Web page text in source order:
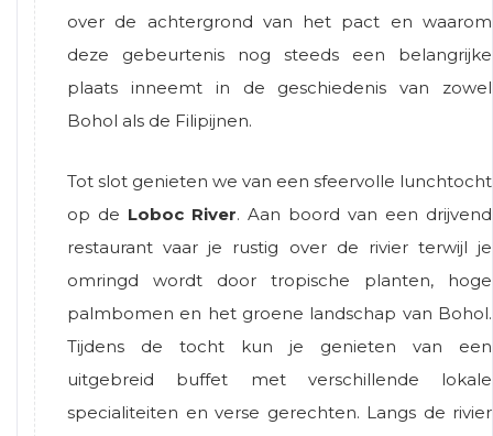
over de achtergrond van het pact en waarom
deze gebeurtenis nog steeds een belangrijke
plaats inneemt in de geschiedenis van zowel
Bohol als de Filipijnen.
Tot slot genieten we van een sfeervolle lunchtocht
op de Loboc River. Aan boord van een drijvend
restaurant vaar je rustig over de rivier terwijl je
omringd wordt door tropische planten, hoge
palmbomen en het groene landschap van Bohol.
Tijdens de tocht kun je genieten van een
uitgebreid buffet met verschillende lokale
specialiteiten en verse gerechten. Langs de rivier